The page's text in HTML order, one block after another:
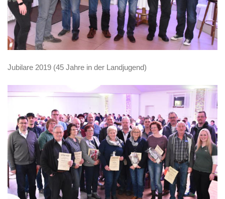
Jubilare 2019 (45 Jahre in der Landjugend)